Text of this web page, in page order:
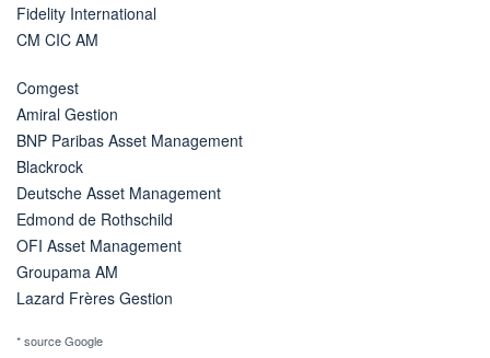
Fidelity International
CM CIC AM
Comgest
Amiral Gestion
BNP Paribas Asset Management
Blackrock
Deutsche Asset Management
Edmond de Rothschild
OFI Asset Management
Groupama AM
Lazard Frères Gestion
* source Google